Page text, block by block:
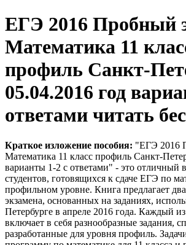
ЕГЭ 2016 Пробный
Математика 11
профиль Санкт-
05.04.2016 год
ответами читать
Краткое изложение пособия: "ЕГЭ 2016
Математика 11 класс профиль Санкт-
варианты 1-2 с ответами" - это отличный
студентов, готовящихся к сдаче ЕГЭ по
профильном уровне. Книга предлагает
экзамена, основанных на заданиях,
Петербурге в апреле 2016 года. Каждый
включает в себя разнообразные задания,
разработанные для уровня профиль.